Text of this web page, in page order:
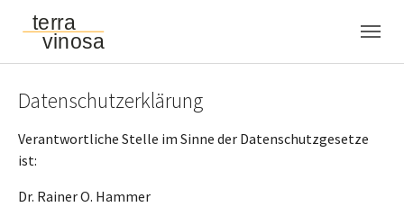
Datenschutzerklärung
Verantwortliche Stelle im Sinne der Datenschutzgesetze
ist:
Dr. Rainer O. Hammer